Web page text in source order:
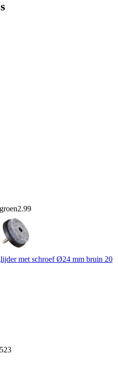
2.99
met schroef Ø24 mm bruin 20